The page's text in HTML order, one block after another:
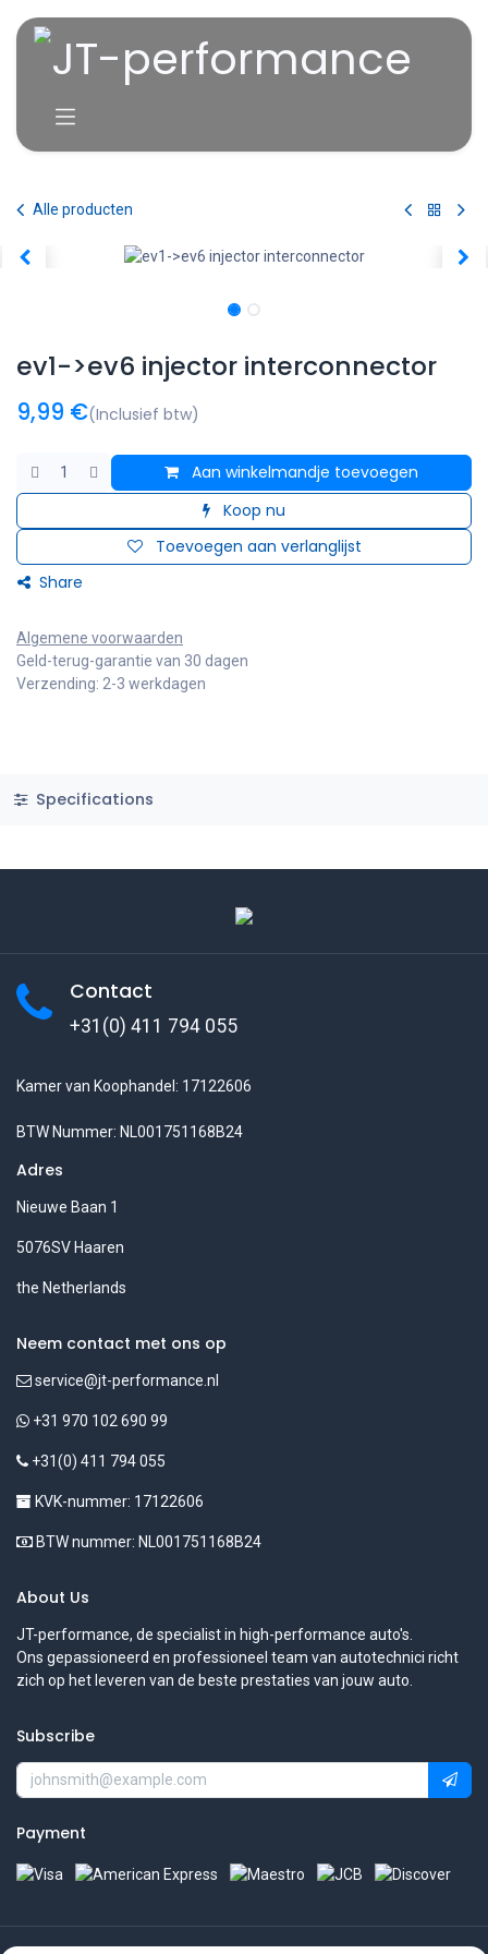
Alle producten
ev1->ev6 injector interconnector
9,99 €(Inclusief btw)
Aan winkelmandje toevoegen
Koop nu
Toevoegen aan verlanglijst
Share
Algemene voorwaarden
Geld-terug-garantie van 30 dagen
Verzending: 2-3 werkdagen
Specifications
Contact
+31(0) 411 794 055
Kamer van Koophandel: 17122606
BTW Nummer: NL001751168B24
Adres
Nieuwe Baan 1
5076SV Haaren
the Netherlands
Neem contact met ons op
service@jt-performance.nl
+31 970 102 690 99
+31(0) 411 794 055
KVK-nummer: 17122606
BTW nummer: NL001751168B24
About Us
JT-performance, de specialist in high-performance auto's.
Ons gepassioneerd en professioneel team van autotechnici richt
zich op het leveren van de beste prestaties van jouw auto.
Subscribe
Payment